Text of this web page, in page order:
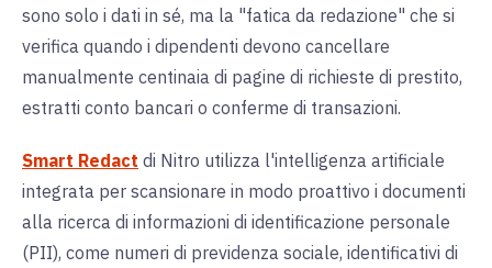
sono solo i dati in sé, ma la "fatica da redazione" che si
verifica quando i dipendenti devono cancellare
manualmente centinaia di pagine di richieste di prestito,
estratti conto bancari o conferme di transazioni.
Smart Redact di Nitro utilizza l'intelligenza artificiale
integrata per scansionare in modo proattivo i documenti
alla ricerca di informazioni di identificazione personale
(PII), come numeri di previdenza sociale, identificativi di